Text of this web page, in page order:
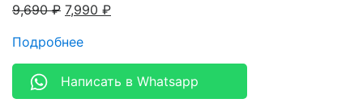
9,690₽ 7,990 ₽
Подробнее
Написать в Whatsapp